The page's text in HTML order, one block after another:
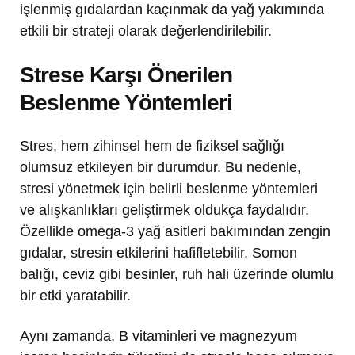
işlenmiş gıdalardan kaçınmak da yağ yakımında
etkili bir strateji olarak değerlendirilebilir.
Strese Karşı Önerilen
Beslenme Yöntemleri
Stres, hem zihinsel hem de fiziksel sağlığı
olumsuz etkileyen bir durumdur. Bu nedenle,
stresi yönetmek için belirli beslenme yöntemleri
ve alışkanlıkları geliştirmek oldukça faydalıdır.
Özellikle omega-3 yağ asitleri bakımından zengin
gıdalar, stresin etkilerini hafifletebilir. Somon
balığı, ceviz gibi besinler, ruh hali üzerinde olumlu
bir etki yaratabilir.
Aynı zamanda, B vitaminleri ve magnezyum